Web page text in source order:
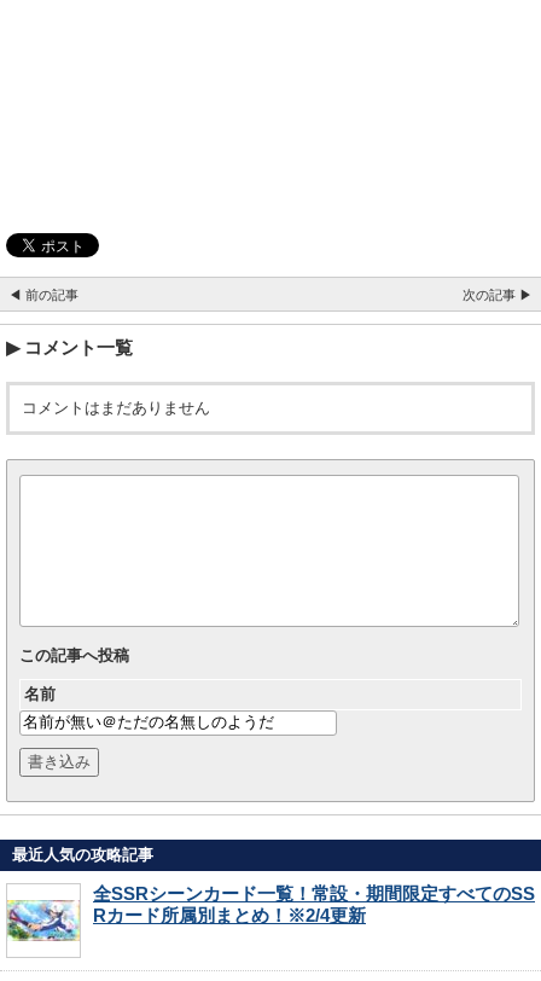
◀ 前の記事 次の記事 ▶
コメント一覧
コメントはまだありません
この記事へ投稿
名前
最近人気の攻略記事
全SSRシーンカード一覧！常設・期間限定すべてのSS
Rカード所属別まとめ！※2/4更新